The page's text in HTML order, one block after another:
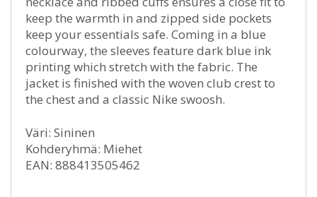
keep the warmth in and zipped side pockets
keep your essentials safe. Coming in a blue
colourway, the sleeves feature dark blue ink
printing which stretch with the fabric. The
jacket is finished with the woven club crest to
the chest and a classic Nike swoosh.
Väri: Sininen
Kohderyhmä: Miehet
EAN: 888413505462